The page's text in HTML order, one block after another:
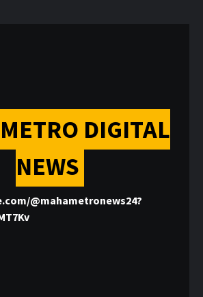
DIGITAL
NEWS
@mahametronews24?